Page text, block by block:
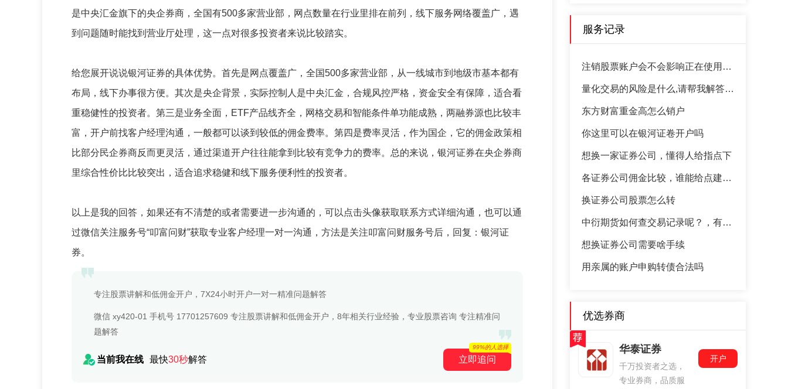
是中央汇金旗下的央企券商，全国有500多家营业部，网点数量在行业里排在前列，线下服务网络覆盖广，遇
到问题随时能找到营业厅处理，这一点对很多投资者来说比较踏实。
给您展开说说银河证券的具体优势。首先是网点覆盖广，全国500多家营业部，从一线城市到地级市基本都有
布局，线下办事很方便。其次是央企背景，实际控制人是中央汇金，合规风控严格，资金安全有保障，适合看
重稳健性的投资者。第三是业务全面，ETF产品线齐全，网格交易和智能条件单功能成熟，两融券源也比较丰
富，开户前找客户经理沟通，一般都可以谈到较低的佣金费率。第四是费率灵活，作为国企，它的佣金政策相
比部分民企券商反而更灵活，通过渠道开户往往能拿到比较有竞争力的费率。总的来说，银河证券在央企券商
里综合性价比比较突出，适合追求稳健和线下服务便利性的投资者。
以上是我的回答，如果还有不清楚的或者需要进一步沟通的，可以点击头像获取联系方式详细沟通，也可以通
过微信关注服务号“叩富问财”获取专业客户经理一对一沟通，方法是关注叩富问财服务号后，回复：银河证
券。
专注股票讲解和低佣金开户，7X24小时开户一对一精准问题解答
微信 xy420-01 手机号 17701257609 专注股票讲解和低佣金开户，8年相关行业经验，专业股票咨询 专注精准问
题解答
当前我在线 最快30秒解答 立即追问
99%的人选择
服务记录
注销股票账户会不会影响正在使用的账户，有人懂吗?
量化交易的风险是什么,请帮我解答一下英语，哪位老师给指导一下
东方财富重金高怎么销户
你这里可以在银河证卷开户吗
想换一家证券公司，懂得人给指点下
各证券公司佣金比较，谁能给点建议，麻烦说的越详细越通俗越好
换证券公司股票怎么转
中衍期货如何查交易记录呢？，有人能通俗说下吗?
想换证券公司需要啥手续
用亲属的账户申购转债合法吗
优选券商
华泰证券
千万投资者之选，
专业券商，品质服
开户